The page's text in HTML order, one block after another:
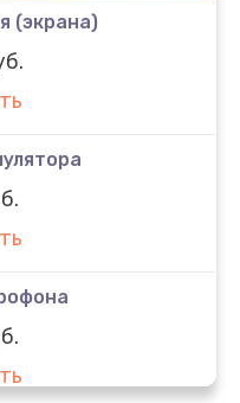
(экрана)